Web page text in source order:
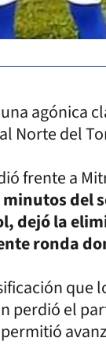
agónica
Norte del
frente a
del
dejó la
ronda
perdió el